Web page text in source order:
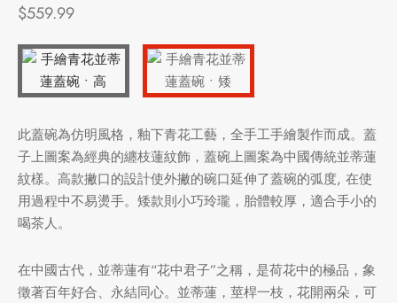
$559.99
此蓋碗為仿明風格，釉下青花工藝，全手工手繪製作而成。蓋
子上圖案為經典的纏枝蓮紋飾，蓋碗上圖案為中國傳統並蒂蓮
紋樣。高款撇口的設計使外撇的碗口延伸了蓋碗的弧度, 在使
用過程中不易燙手。矮款則小巧玲瓏，胎體較厚，適合手小的
喝茶人。
在中國古代，並蒂蓮有“花中君子”之稱，是荷花中的極品，象
徵著百年好合、永結同心。並蒂蓮，莖桿一枝，花開兩朵，可
國茶
具